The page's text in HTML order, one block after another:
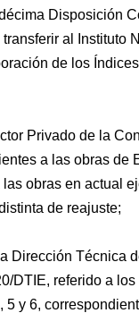
Disposición
al Instituto
de los
Privado de la
a las obras de
obras en actual
de reajuste;
Dirección Técnica
DTIE, referido a
5 y 6,